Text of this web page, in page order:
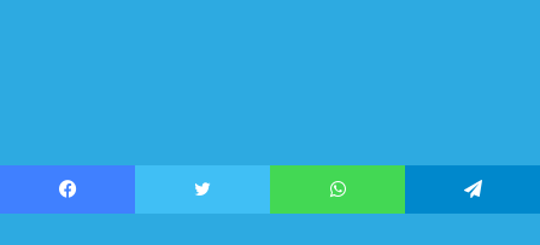
Facebook WhatsApp Telegram